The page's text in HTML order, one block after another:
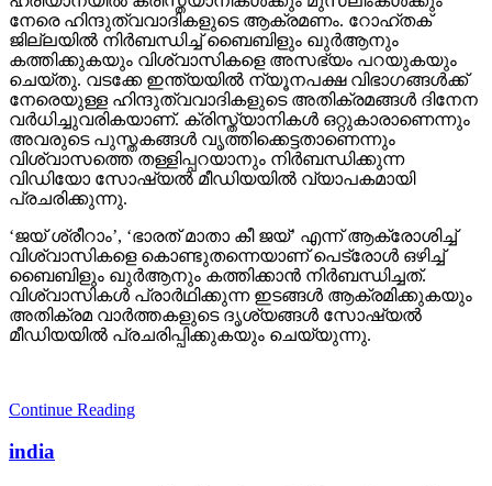
നേരെ ഹിന്ദുത്വവാദികളുടെ ആക്രമണം. റോഹ്തക്
ജില്ലയില്‍ നിര്‍ബന്ധിച്ച് ബൈബിളും ഖുര്‍ആനും
കത്തിക്കുകയും വിശ്വാസികളെ അസഭ്യം പറയുകയും
ചെയ്തു. വടക്കേ ഇന്ത്യയില്‍ ന്യൂനപക്ഷ വിഭാഗങ്ങള്‍ക്ക്
നേരെയുള്ള ഹിന്ദുത്വവാദികളുടെ അതിക്രമങ്ങള്‍ ദിനേന
വര്‍ധിച്ചുവരികയാണ്. ക്രിസ്ത്യാനികള്‍ ഒറ്റുകാരാണെന്നും
അവരുടെ പുസ്തകങ്ങള്‍ വൃത്തിക്കെട്ടതാണെന്നും
വിശ്വാസത്തെ തള്ളിപ്പറയാനും നിര്‍ബന്ധിക്കുന്ന
വിഡിയോ സോഷ്യല്‍ മീഡിയയില്‍ വ്യാപകമായി
പ്രചരിക്കുന്നു.
‘ജയ് ശ്രീറാം’, ‘ഭാരത് മാതാ കീ ജയ്’ എന്ന് ആക്രോശിച്ച്
വിശ്വാസികളെ കൊണ്ടുതന്നെയാണ് പെട്രോള്‍ ഒഴിച്ച്
ബൈബിളും ഖുര്‍ആനും കത്തിക്കാന്‍ നിര്‍ബന്ധിച്ചത്.
വിശ്വാസികള്‍ പ്രാര്‍ഥിക്കുന്ന ഇടങ്ങള്‍ ആക്രമിക്കുകയും
അതിക്രമ വാര്‍ത്തകളുടെ ദൃശ്യങ്ങള്‍ സോഷ്യല്‍
മീഡിയയില്‍ പ്രചരിപ്പിക്കുകയും ചെയ്യുന്നു.
Continue Reading
india